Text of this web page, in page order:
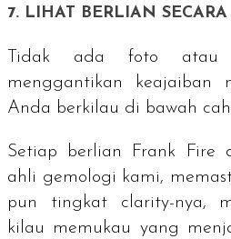
7. LIHAT BERLIAN
Tidak ada foto atau
menggantikan keajaiban
Anda berkilau di bawah
Setiap berlian Frank Fire
ahli gemologi kami,
pun tingkat clarity-nya,
kilau memukau yang